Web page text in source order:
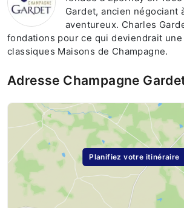
Gardet, ancien négociant
aventureux. Charles
fondations pour ce qui deviendrait
classiques Maisons de Champagne.
Adresse Champagne
Planifiez votre itinéraire